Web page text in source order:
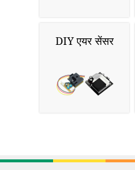
DIY एयर सेंसर